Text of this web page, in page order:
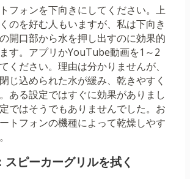
フォンを下向きにしてください。上
のを好む人もいますが、私は下向き
開口部から水を押し出すのに効果的
す。アプリかYouTube動画を1～2
ください。理由は分かりませんが、
じ込められた水が緩み、乾きやすく
ある設定ではすぐに効果がありまし
ではそうでもありませんでした。お
トフォンの機種によって乾燥しやす
スピーカーグリルを拭く